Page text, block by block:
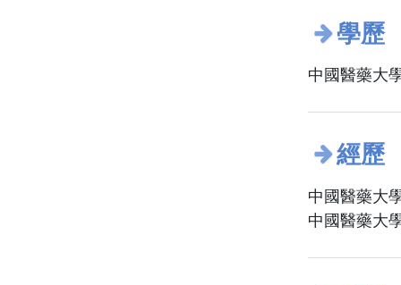
學歷
中國醫藥大
經歷
中國醫藥大
中國醫藥大